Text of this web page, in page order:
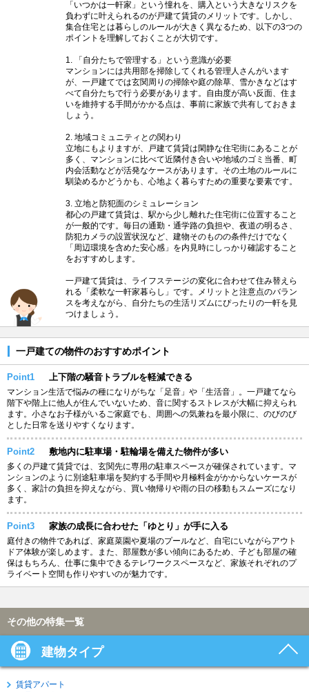
「いつかは一軒家」という憧れを、購入という大きなリスクを
負わずに叶えられるのが戸建て賃貸のメリットです。しかし、
集合住宅とは暮らしのルールが大きく異なるため、以下の3つの
ポイントを理解しておくことが大切です。
1. 「自分たちで管理する」という意識が必要
マンションには共用部を掃除してくれる管理人さんがいます
が、一戸建てでは玄関周りの掃除や庭の除草、雪かきなどはす
べて自分たちで行う必要があります。自由度が高い反面、住ま
いを維持する手間がかかる点は、事前に家族で共有しておきま
しょう。
2. 地域コミュニティとの関わり
立地にもよりますが、戸建て賃貸は閑静な住宅街にあることが
多く、マンションに比べて近隣付き合いや地域のゴミ当番、町
内会活動などが活発なケースがあります。その土地のルールに
馴染めるかどうかも、心地よく暮らすための重要な要素です。
3. 立地と防犯面のシミュレーション
都心の戸建て賃貸は、駅から少し離れた住宅街に位置すること
が一般的です。毎日の通勤・通学路の負担や、夜道の明るさ、
防犯カメラの設置状況など、建物そのものの条件だけでなく
「周辺環境を含めた安心感」を内見時にしっかり確認すること
をおすすめします。
一戸建て賃貸は、ライフステージの変化に合わせて住み替えら
れる「柔軟な一軒家暮らし」です。メリットと注意点のバラン
スを考えながら、自分たちの生活リズムにぴったりの一軒を見
つけましょう。
一戸建ての物件のおすすめポイント
Point1 上下階の騒音トラブルを軽減できる
マンション生活で悩みの種になりがちな「足音」や「生活音」。一戸建てなら
階下や階上に他人が住んでいないため、音に関するストレスが大幅に抑えられ
ます。小さなお子様がいるご家庭でも、周囲への気兼ねを最小限に、のびのび
とした日常を送りやすくなります。
Point2 敷地内に駐車場・駐輪場を備えた物件が多い
多くの戸建て賃貸では、玄関先に専用の駐車スペースが確保されています。マ
ンションのように別途駐車場を契約する手間や月極料金がかからないケースが
多く、家計の負担を抑えながら、買い物帰りや雨の日の移動もスムーズになり
ます。
Point3 家族の成長に合わせた「ゆとり」が手に入る
庭付きの物件であれば、家庭菜園や夏場のプールなど、自宅にいながらアウト
ドア体験が楽しめます。また、部屋数が多い傾向にあるため、子ども部屋の確
保はもちろん、仕事に集中できるテレワークスペースなど、家族それぞれのプ
ライベート空間も作りやすいのが魅力です。
その他の特集一覧
建物タイプ
賃貸アパート